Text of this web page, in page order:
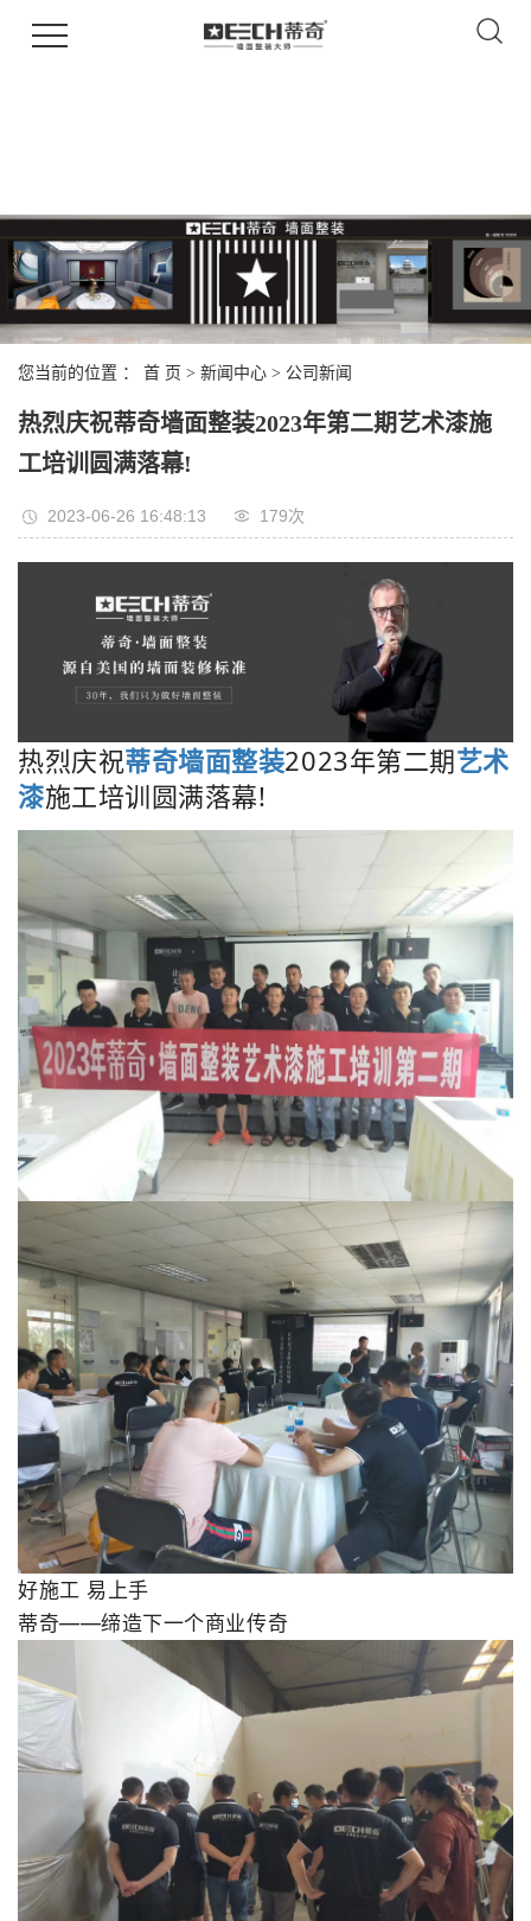
您当前的位置 ： 首 页 > 新闻中心 > 公司新闻
热烈庆祝蒂奇墙面整装2023年第二期艺术漆施
工培训圆满落幕!
2023-06-26 16:48:13 179次
热烈庆祝蒂奇墙面整装2023年第二期艺术
漆施工培训圆满落幕!
好施工 易上手
蒂奇——缔造下一个商业传奇